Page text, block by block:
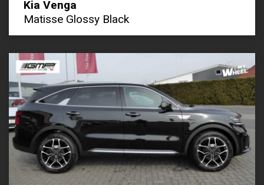
Kia Venga
Matisse Glossy Black